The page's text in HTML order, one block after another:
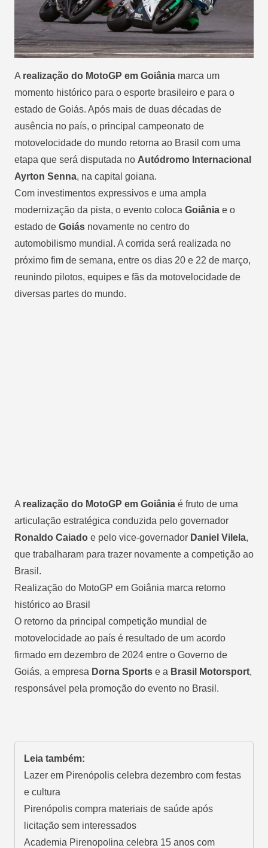
A realização do MotoGP em Goiânia marca um
momento histórico para o esporte brasileiro e para o
estado de Goiás. Após mais de duas décadas de
ausência no país, o principal campeonato de
motovelocidade do mundo retorna ao Brasil com uma
etapa que será disputada no Autódromo Internacional
Ayrton Senna, na capital goiana.
Com investimentos expressivos e uma ampla
modernização da pista, o evento coloca Goiânia e o
estado de Goiás novamente no centro do
automobilismo mundial. A corrida será realizada no
próximo fim de semana, entre os dias 20 e 22 de março,
reunindo pilotos, equipes e fãs da motovelocidade de
diversas partes do mundo.
A realização do MotoGP em Goiânia é fruto de uma
articulação estratégica conduzida pelo governador
Ronaldo Caiado e pelo vice-governador Daniel Vilela,
que trabalharam para trazer novamente a competição ao
Brasil .
Realização do MotoGP em Goiânia marca retorno
histórico ao Brasil
O retorno da principal competição mundial de
motovelocidade ao país é resultado de um acordo
firmado em dezembro de 2024 entre o Governo de
Goiás, a empresa Dorna Sports e a Brasil Motorsport,
responsável pela promoção do evento no Brasil.
Leia também:
Lazer em Pirenópolis celebra dezembro com festas
e cultura
Pirenópolis compra materiais de saúde após
licitação sem interessados
Academia Pirenopolina celebra 15 anos com